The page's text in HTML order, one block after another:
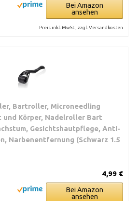
Bei Amazon
ansehen
Preis inkl. MwSt., zzgl. Versandkosten
Bartroller, Microneedling
und Körper, Nadelroller Bart
Gesichtshautpflege, Anti-
Narbenentfernung (Schwarz 1.5
4,99 €
Bei Amazon
ansehen